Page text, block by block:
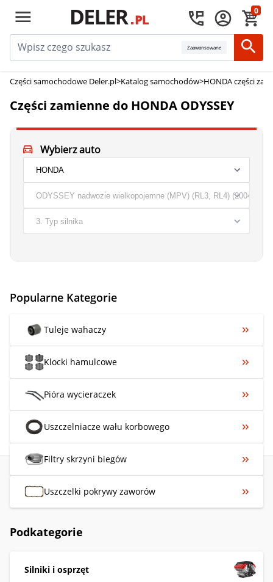
0
Zaawansowane
Części samochodowe Deler.pl>Katalog samochodów>HONDA części
Części zamienne do HONDA ODYSSEY
Wybierz auto
Popularne Kategorie
Tuleje wahaczy
Klocki hamulcowe
Pióra wycieraczek
Uszczelniacze wału korbowego
Filtry skrzyni biegów
Uszczelki pokrywy zaworów
Podkategorie
Silniki i osprzęt